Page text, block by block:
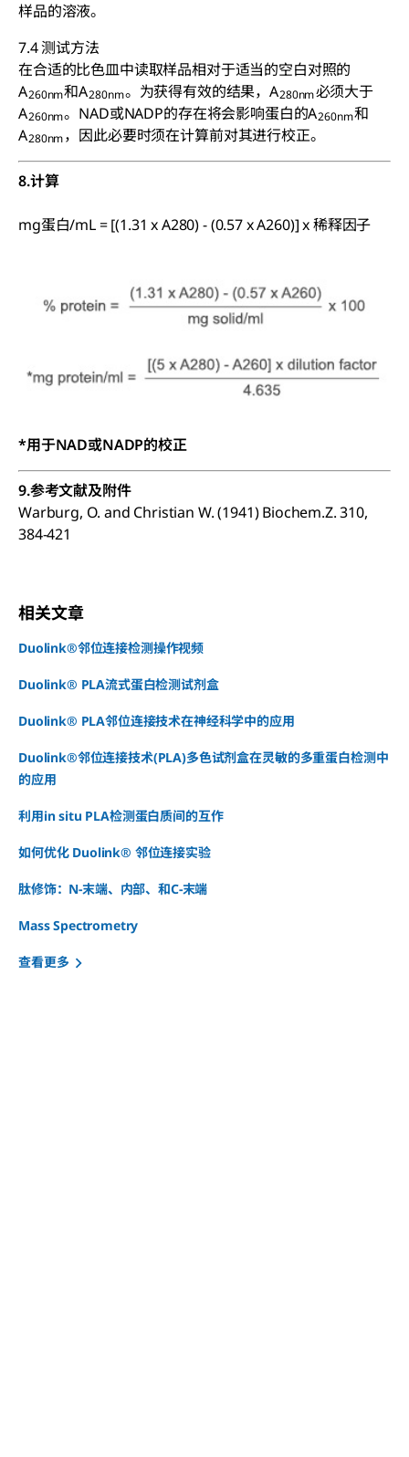
样品的溶液。
7.4 测试方法
在合适的比色皿中读取样品相对于适当的空白对照的
A260nm和A280nm。为获得有效的结果，A280nm必须大于
A260nm。NAD或NADP的存在将会影响蛋白的A260nm和
A280nm，因此必要时须在计算前对其进行校正。
8.计算
mg蛋白/mL = [(1.31 x A280) - (0.57 x A260)] x 稀释因子
*用于NAD或NADP的校正
9.参考文献及附件
Warburg, O. and Christian W. (1941) Biochem.Z. 310,
384-421
相关文章
Duolink®邻位连接检测操作视频
Duolink® PLA流式蛋白检测试剂盒
Duolink® PLA邻位连接技术在神经科学中的应用
Duolink®邻位连接技术(PLA)多色试剂盒在灵敏的多重蛋白检测中
的应用
利用in situ PLA检测蛋白质间的互作
如何优化 Duolink® 邻位连接实验
肽修饰：N-末端、内部、和C-末端
Mass Spectrometry
查看更多